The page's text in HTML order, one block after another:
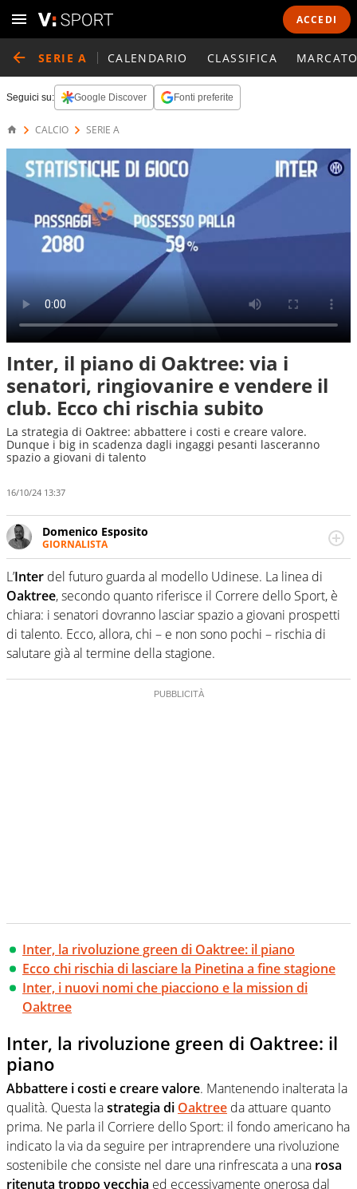
ACCEDI
SERIE A CALENDARIO CLASSIFICA
Seguici su: Google Discover Fonti preferite
CALCIO SERIE A
Inter, il piano di Oaktree: via i
senatori, ringiovanire e vendere il
club. Ecco chi rischia subito
La strategia di Oaktree: abbattere i costi e creare valore.
Dunque i big in scadenza dagli ingaggi pesanti lasceranno
spazio a giovani di talento
16/10/24 13:37
Domenico Esposito
GIORNALISTA
Da vent’anni in campo e sul campo per vivere ogni evento
in tutte le sue sfaccettature. Passione smisurata per il
calcio e per la sfera di cuoio. Il pallone è una cosa
serissima, guai a dirgli di no
L’Inter del futuro guarda al modello Udinese. La linea di
Oaktree, secondo quanto riferisce il Correre dello Sport, è
chiara: i senatori dovranno lasciar spazio a giovani prospetti
di talento. Ecco, allora, chi – e non sono pochi – rischia di
salutare già al termine della stagione.
Inter, la rivoluzione green di Oaktree: il piano
Ecco chi rischia di lasciare la Pinetina a fine stagione
Inter, i nuovi nomi che piacciono e la mission di
Oaktree
Inter, la rivoluzione green di Oaktree: il
piano
Abbattere i costi e creare valore. Mantenendo inalterata la
qualità. Questa lastrategia di Oaktree da attuare quanto
prima. Ne parla il Corriere dello Sport: il fondo americano ha
indicato la via da seguire per intraprendere una rivoluzione
sostenibile che consiste nel dare una rinfrescata a una rosa
ritenuta troppo vecchia ed eccessivamente onerosa dal